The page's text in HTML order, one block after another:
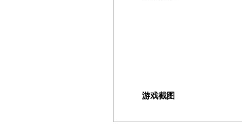
游戏截图